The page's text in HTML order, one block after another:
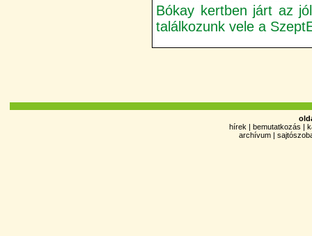
Bókay kertben járt az
találkozunk vele a
hírek | bemutatkozás |
archívum |